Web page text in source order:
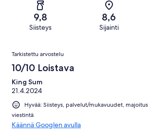
arvostelua
arvostelua
arvostelua
9,8
Siisteys
8,6
Sijainti
Arvostelut
Tarkistettu arvostelu
10/10 Loistava
King Sum
21.4.2024
Hyvää: Siisteys, palvelut/mukavuudet,
viestintä
Käännä Googlen avulla